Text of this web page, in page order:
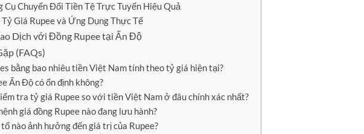
Cụ Chuyển Đổi Tiền Tệ Trực Tuyến Hiệu Quả
Giá Rupee và Ứng Dụng Thực Tế
Dịch với Đồng Rupee tại Ấn Độ
(FAQs)
bằng bao nhiêu tiền Việt Nam tính theo tỷ giá hiện tại?
Ấn Độ có ổn định không?
tra tỷ giá Rupee so với tiền Việt Nam ở đâu chính xác nhất?
giá đồng Rupee nào đang lưu hành?
nào ảnh hưởng đến giá trị của Rupee?